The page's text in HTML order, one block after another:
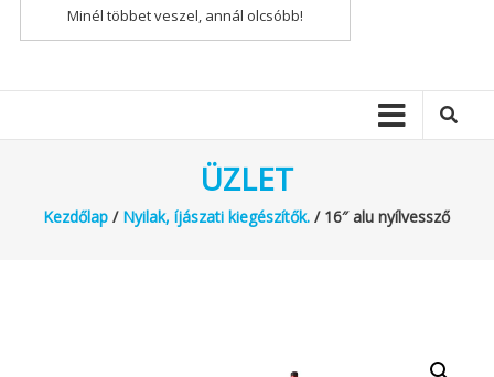
Minél többet veszel, annál olcsóbb!
ÜZLET
Kezdőlap / Nyilak, íjászati kiegészítők. / 16″ alu nyílvessző